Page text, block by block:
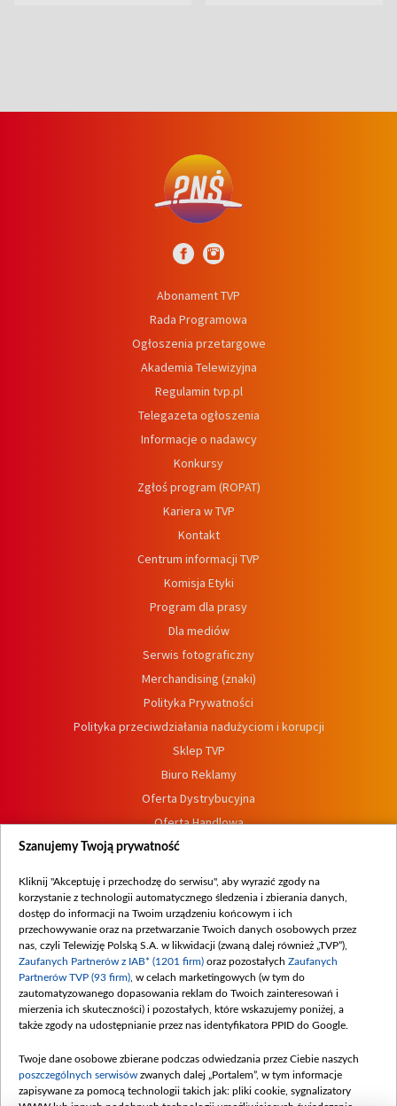
Abonament TVP
Rada Programowa
Ogłoszenia przetargowe
Akademia Telewizyjna
Regulamin tvp.pl
Telegazeta ogłoszenia
Informacje o nadawcy
Konkursy
Zgłoś program (ROPAT)
Kariera w TVP
Kontakt
Centrum informacji TVP
Komisja Etyki
Program dla prasy
Dla mediów
Serwis fotograficzny
Merchandising (znaki)
Polityka Prywatności
Polityka przeciwdziałania nadużyciom i korupcji
Sklep TVP
Biuro Reklamy
Oferta Dystrybucyjna
Oferta Handlowa
Dostępność
Procedura zgłoszeń wewnętrznych
Szanujemy Twoją prywatność
Kliknij "Akceptuję i przechodzę do serwisu", aby wyrazić zgody na
korzystanie z technologii automatycznego śledzenia i zbierania danych,
dostęp do informacji na Twoim urządzeniu końcowym i ich
przechowywanie oraz na przetwarzanie Twoich danych osobowych przez
nas, czyli Telewizję Polską S.A. w likwidacji (zwaną dalej również „TVP”),
Zaufanych Partnerów z IAB* (1201 firm) oraz pozostałych Zaufanych
Partnerów TVP (93 firm) , w celach marketingowych (w tym do
zautomatyzowanego dopasowania reklam do Twoich zainteresowań i
mierzenia ich skuteczności) i pozostałych, które wskazujemy poniżej, a
także zgody na udostępnianie przez nas identyfikatora PPID do Google.
Twoje dane osobowe zbierane podczas odwiedzania przez Ciebie naszych
poszczególnych serwisów zwanych dalej „Portalem”, w tym informacje
zapisywane za pomocą technologii takich jak: pliki cookie, sygnalizatory